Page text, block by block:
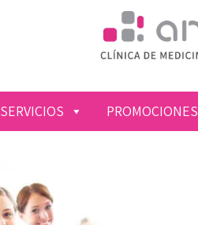
SERVICIOS PROMOCIONES